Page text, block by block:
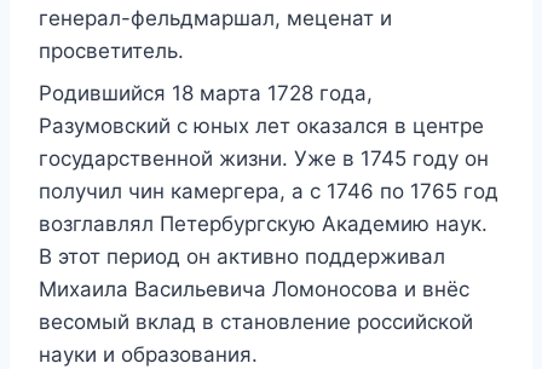
генерал-фельдмаршал, меценат и
просветитель.
Родившийся 18 марта 1728 года,
Разумовский с юных лет оказался в центре
государственной жизни. Уже в 1745 году он
получил чин камергера, а с 1746 по 1765 год
возглавлял Петербургскую Академию наук.
В этот период он активно поддерживал
Михаила Васильевича Ломоносова и внёс
весомый вклад в становление российской
науки и образования.